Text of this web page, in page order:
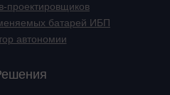
проектировщиков
батарей ИБП
автономии